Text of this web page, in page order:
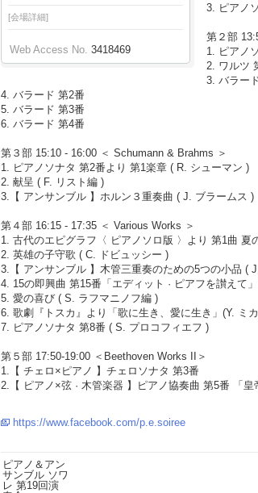
[会場詳細]
Web Access No. 3418469
3. ピアノ
第２部
1. ピアノ
2. ワルツ
3. バラー
4. バラード 第2番
5. バラード 第3番
6. バラード 第4番
第３部 15:10 - 16:00 ＜ Schumann & Brahms ＞
1. ピアノソナタ 第2番より 第1楽章 ( R. シューマン )
2. 献呈 ( F. リスト編 )
3.【 アンサンブル 】ホルン３重奏曲 ( J. ブラームス )
第４部 16:15 - 17:35 ＜ Various Works ＞
1. 古代のエピグラフ〈 ピアノソロ版 〉より 第1曲
2. 英雄の子守歌 ( C. ドビュッシー )
3.【 アンサンブル 】木管三重奏のための5つの小品 (
4. 15の即興曲 第15番「エディット · ピアフを讃えて
5. 愛の喜び ( S. ラフマニノフ編 )
6. 歌劇『トスカ』より「歌に生き、愛に生き」(Y. ミ
7. ピアノソナタ 第8番 ( S. プロコフィエフ )
第５部 17:50-19:00 ＜Beethoven Works II＞
1.【 チェロ×ピアノ 】チェロソナタ 第3番
2.【 ピアノ×弦 · 木管楽器 】ピアノ協奏曲 第5番 「皇
https://www.facebook.com/p.e.soiree